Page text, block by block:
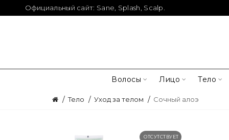
Официальный сайт: Sane Splash Scalp
Волосы Лицо Тело
Тело Уход за телом Сочный алоэ
ОТСУТСТВУЕТ